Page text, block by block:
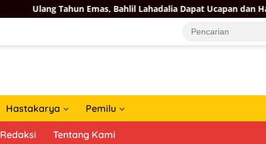
Ulang Tahun Emas, Bahlil Lahadalia Dapat Ucapan dan
Hastakarya Pemilu
Redaksi Tentang Kami